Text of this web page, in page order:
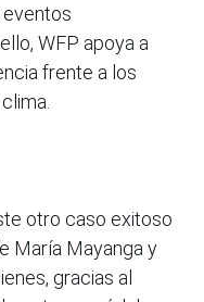
WFP apoya a
frente a los
otro caso exitoso
María Mayanga y
gracias al